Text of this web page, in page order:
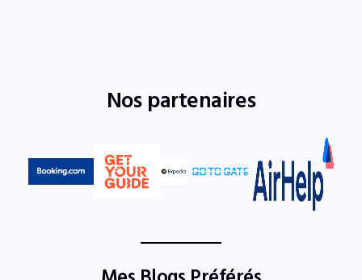
Nos partenaires